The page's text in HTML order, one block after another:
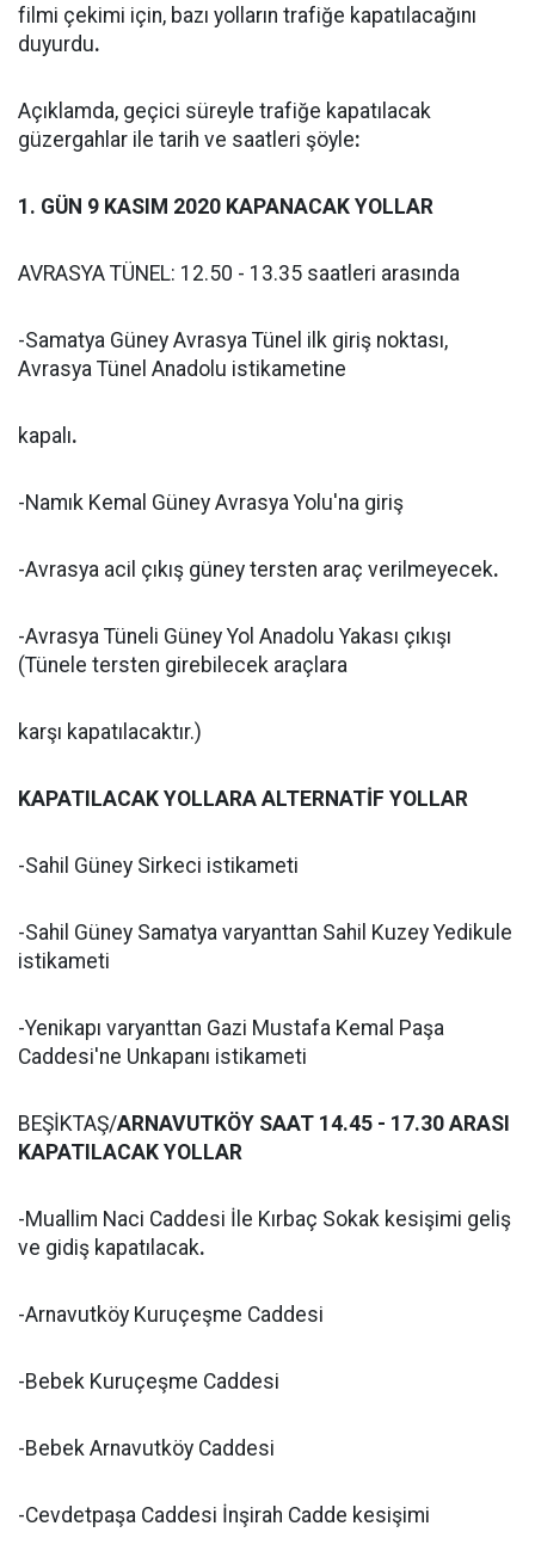
filmi çekimi için, bazı yolların trafiğe kapatılacağını
duyurdu.
Açıklamda, geçici süreyle trafiğe kapatılacak
güzergahlar ile tarih ve saatleri şöyle:
1. GÜN 9 KASIM 2020 KAPANACAK YOLLAR
AVRASYA TÜNEL: 12.50 - 13.35 saatleri arasında
-Samatya Güney Avrasya Tünel ilk giriş noktası,
Avrasya Tünel Anadolu istikametine
kapalı.
-Namık Kemal Güney Avrasya Yolu'na giriş
-Avrasya acil çıkış güney tersten araç verilmeyecek.
-Avrasya Tüneli Güney Yol Anadolu Yakası çıkışı
(Tünele tersten girebilecek araçlara
karşı kapatılacaktır.)
KAPATILACAK YOLLARA ALTERNATİF YOLLAR
-Sahil Güney Sirkeci istikameti
-Sahil Güney Samatya varyanttan Sahil Kuzey Yedikule
istikameti
-Yenikapı varyanttan Gazi Mustafa Kemal Paşa
Caddesi'ne Unkapanı istikameti
BEŞİKTAŞ/ARNAVUTKÖY SAAT 14.45 - 17.30 ARASI
KAPATILACAK YOLLAR
-Muallim Naci Caddesi İle Kırbaç Sokak kesişimi geliş
ve gidiş kapatılacak.
-Arnavutköy Kuruçeşme Caddesi
-Bebek Kuruçeşme Caddesi
-Bebek Arnavutköy Caddesi
-Cevdetpaşa Caddesi İnşirah Cadde kesişimi